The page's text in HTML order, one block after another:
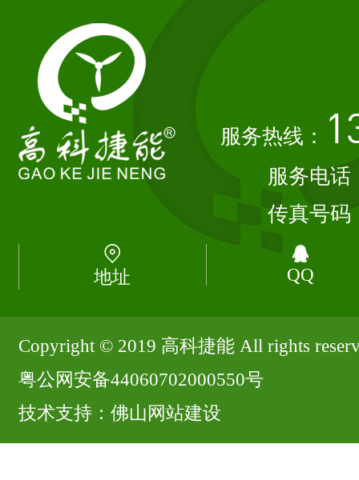
服务热线：
服务电
传真号
地址 QQ
Copyright © 2019 高科捷能 All rights
粤公网安备44060702000550号
技术支持： 佛山网站建设